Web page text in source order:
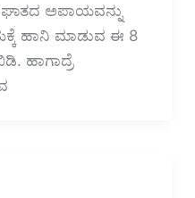
ಅಪಾಯವನ್ನು
ಹಾನಿ ಮಾಡುವ ಈ 8
ಹಾಗಾದ್ರೆ